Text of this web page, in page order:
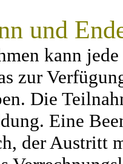
und
kann
zur
Die
Eine
der Austritt